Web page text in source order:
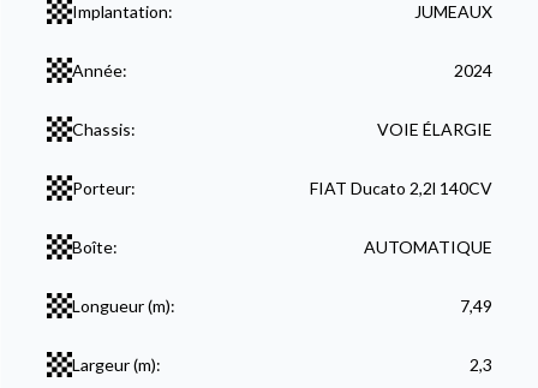
Implantation: JUMEAUX
Année: 2024
Chassis: VOIE ÉLARGIE
Porteur: FIAT Ducato 2,2l 140CV
Boîte: AUTOMATIQUE
Longueur (m): 7,49
Largeur (m): 2,3